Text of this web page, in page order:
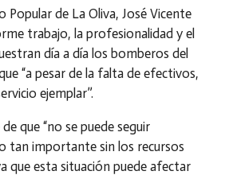
de La Oliva, José Vicente
trabajo, la profesionalidad y el
día a día los bomberos del
“a pesar de la falta de efectivos,
ejemplar”.
que “no se puede seguir
tan importante sin los recursos
que esta situación puede afectar